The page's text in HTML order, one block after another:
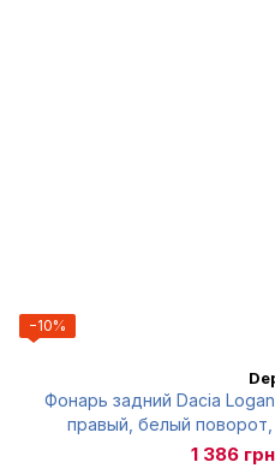
−10%
Фонарь задний Dacia
правый, белый поворот,
1 386 грн